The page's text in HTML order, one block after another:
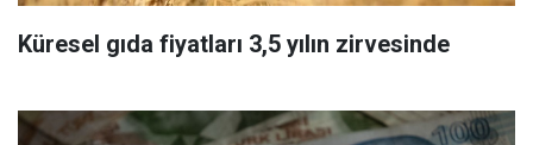
Küresel gıda fiyatları 3,5 yılın zirvesinde